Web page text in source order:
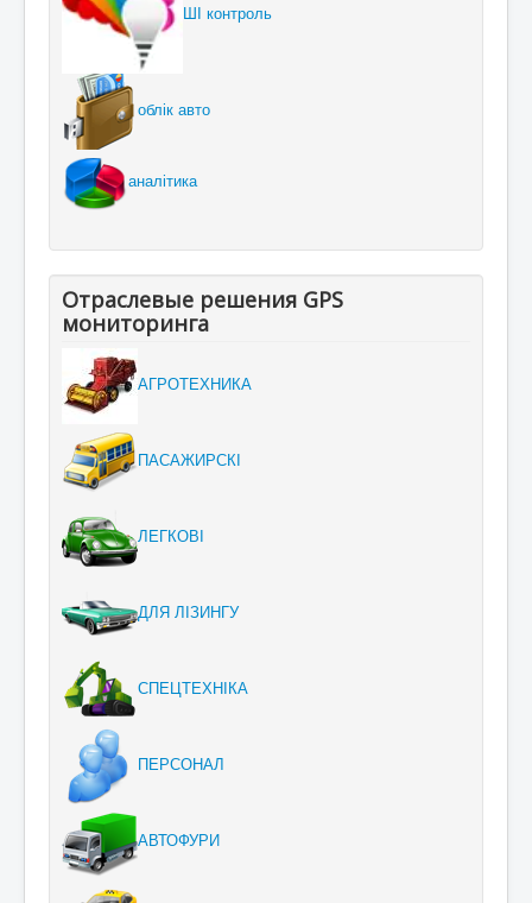
ШІ контроль
облік авто
аналітика
Отраслевые решения GPS
мониторинга
АГРОТЕХНИКА
ПАСАЖИРСКІ
ЛЕГКОВІ
ДЛЯ ЛІЗИНГУ
СПЕЦТЕХНІКА
ПЕРСОНАЛ
АВТОФУРИ